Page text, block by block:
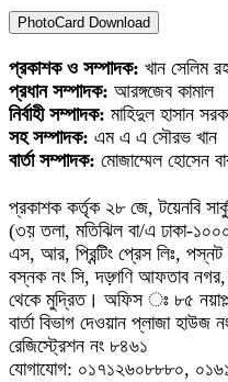
PhotoCard Download
প্রকাশক ও সম্পাদক: খান সেলিম
প্রধান সম্পাদক: আরঙ্গজেব কামাল
নির্বাহী সম্পাদক: মাহিদুল হাসান
সহ সম্পাদক: এম এ এ সৌরভ খান
বার্তা সম্পাদক: মোজাম্মেল হোসেন
প্রকাশক কর্তৃক ২৮ জে, টয়েনবি
(৩য় তলা, মতিঝিল বা/এ ঢাকা-
এস, আর, প্রিন্টিং প্রেস লিঃ,
বস্নক নং সি, দড়্গণি আফতাব নগর,
থেকে মুদ্রিত। অফিস ঃ ৮৫
বার্তা বিভাগ দেওয়ান প্লাজা
রেজিস্ট্রেশন নং ৮৪৬১
যোগাযোগ: ০১৭১২৬০৮৮৮০,